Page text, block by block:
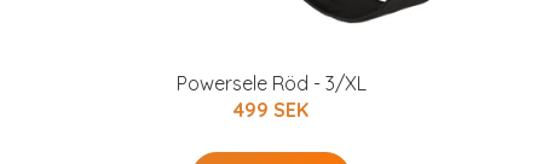
Powersele Röd - 3/XL
499 SEK